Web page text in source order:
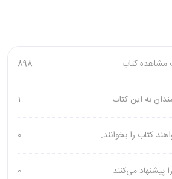
مشاهده کتاب 898
به این کتاب 1
کتاب را بخوانند. 0
پیشنهاد می‌کنند 0